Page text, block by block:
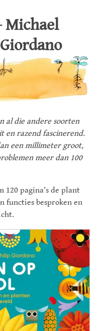
Michael
al die andere soorten
en razend fascinerend.
een millimeter groot,
meer dan 100
120 pagina’s de plant
functies besproken en